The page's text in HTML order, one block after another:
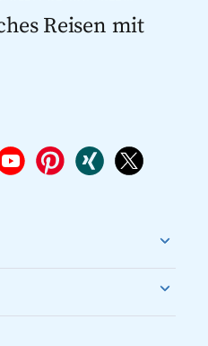
Reisen mit